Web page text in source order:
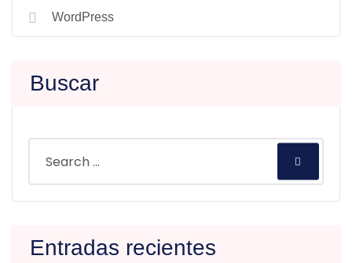
WordPress
Buscar
Entradas recientes